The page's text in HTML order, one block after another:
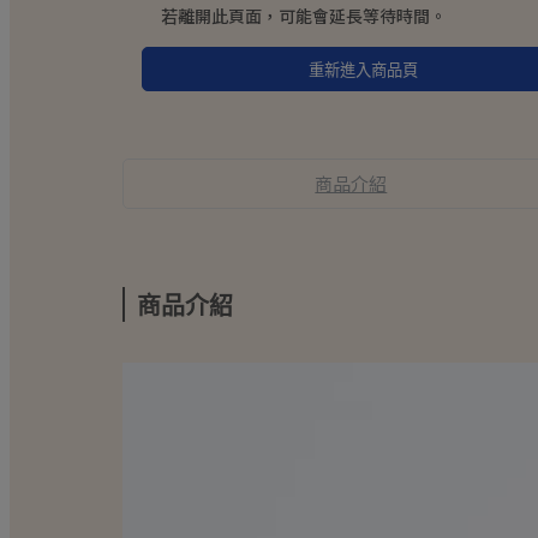
若離開此頁面，可能會延長等待時間。
重新進入商品頁
商品介紹
商品介紹